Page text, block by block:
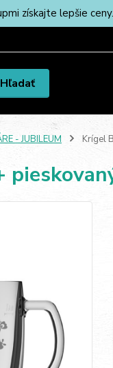
získajte lepšie
Hľadať
- JUBILEUM Krígel